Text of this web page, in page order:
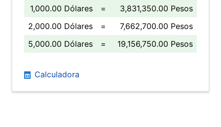
1,000.00 Dólares
=
3,831,350.00 Pesos
2,000.00 Dólares
=
7,662,700.00 Pesos
5,000.00 Dólares
= 19,156,750.00 Pesos
Calculadora